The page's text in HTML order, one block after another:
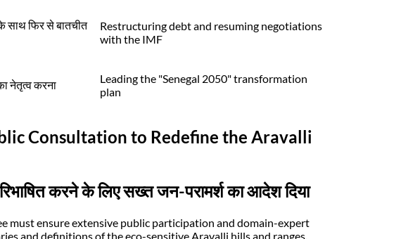
साथ फिर से बातचीत
Restructuring debt and resuming negotiations
with the IMF
नेतृत्व करना
Leading the "Senegal 2050" transformation
plan
Consultation to Redefine the Aravalli
करने के लिए सख्त जन-परामर्श का आदेश दिया
must ensure extensive public participation and domain-expert
and definitions of the eco-sensitive Aravalli hills and ranges.